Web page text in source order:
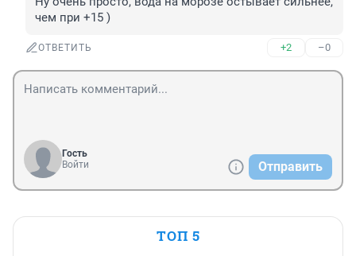
чем при +15 )
ОТВЕТИТЬ +2 –0
Гость
Войти
Отправить
ТОП 5